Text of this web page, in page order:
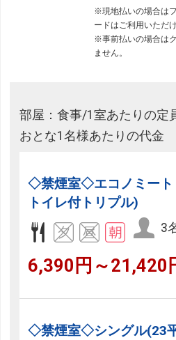
※現地払いの場合は
ードはご利用いただ
※事前払いの場合は
ません。
部屋：食事/1室あたりの定
おとな1名様あたりの代金
◇禁煙室◇エコノミート
トイレ付トリプル)
3
6,390円～21,420
◇禁煙室◇シングル(23